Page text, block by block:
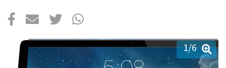
Anmelden 1/6